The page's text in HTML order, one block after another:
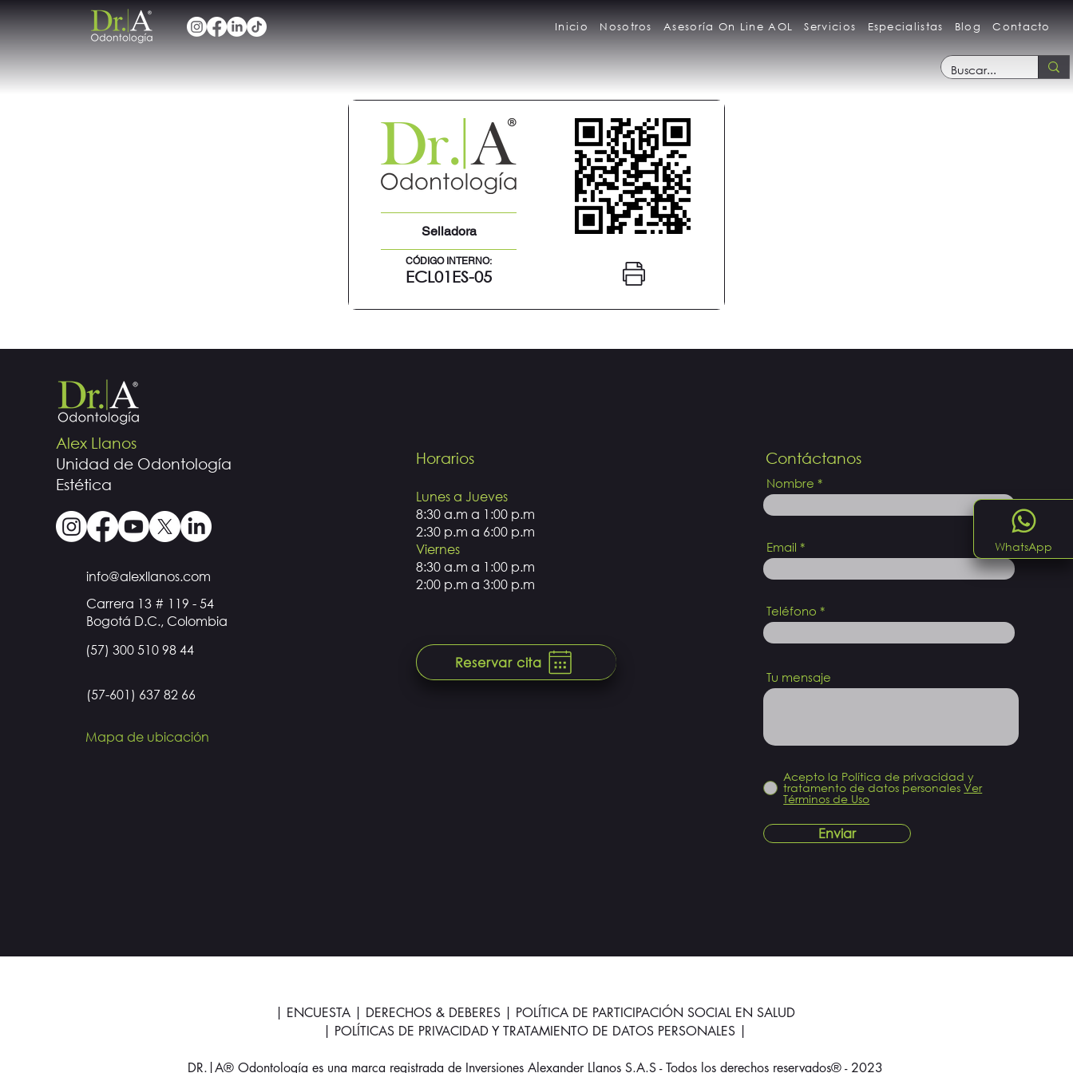
Inicio Nosotros Asesoría On Line AOL Servicios Especialistas Blog Contacto
WhatsApp
Selladora
CÓDIGO INTERNO:
ECL01ES-05
Alex Llanos
Unidad de Odontología
Estética
info@alexllanos.com
Carrera 13 # 119 - 54
Bogotá D.C., Colombia
(57) 300 510 98 44
(57-601) 637 82 66
Mapa de ubicación
Horarios
Lunes a Jueves
8:30 a.m a 1:00 p.m
2:30 p.m a 6:00 p.m
Viernes
8:30 a.m a 1:00 p.m
2:00 p.m a 3:00 p.m
Reservar cita
Contáctanos
Nombre
Email
Teléfono
Tu mensaje
Acepto la Política de privacidad y
tratamento de datos personales Ver
Términos de Uso
Enviar
| ENCUESTA DERECHOS & DEBERES| POLÍTICA DE PARTICIPACIÓN SOCIAL EN SALUD
| POLÍTICAS DE PRIVACIDAD Y TRATAMIENTO DE DATOS PERSONALES |
DR.|A® Odontología es una marca registrada de Inversiones Alexander Llanos S.A.S - Todos los derechos reservados® - 2023